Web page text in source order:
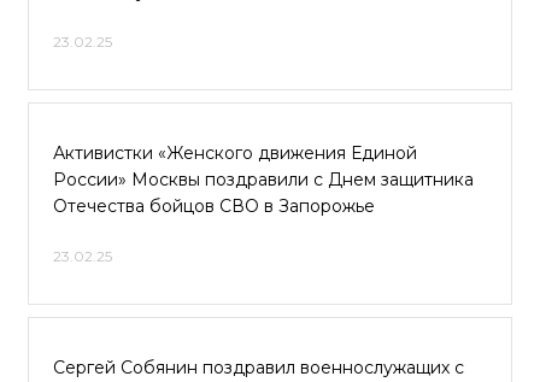
23.02.25
Активистки «Женского движения Единой
России» Москвы поздравили с Днем защитника
Отечества бойцов СВО в Запорожье
23.02.25
Сергей Собянин поздравил военнослужащих с